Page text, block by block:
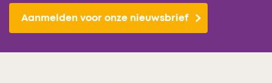
Aanmelden voor onze nieuwsbrief